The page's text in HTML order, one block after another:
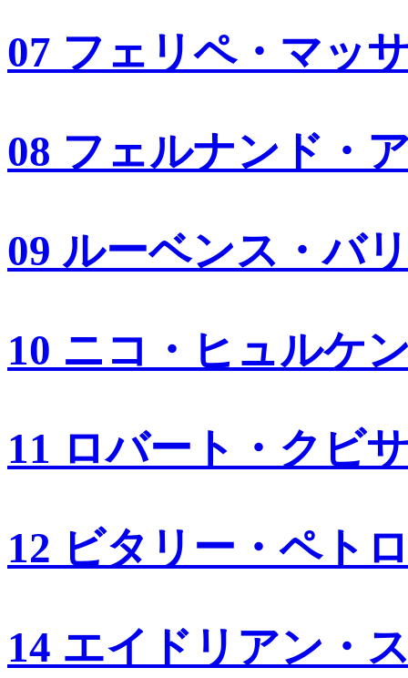
07 フェリペ・マッ
08 フェルナンド・
09 ルーベンス・バ
10 ニコ・ヒュルケ
11 ロバート・クビ
12 ビタリー・ペト
14 エイドリアン・